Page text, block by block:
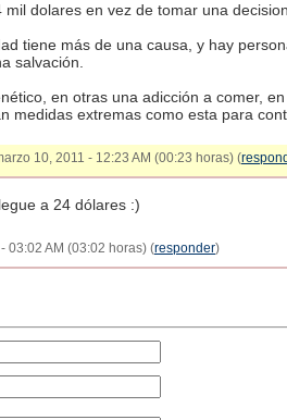
dolares en vez de tomar una
tiene más de una causa, y hay
salvación.
en otras una adicción a comer,
medidas extremas como esta para
10, 2011 - 12:23 AM (00:23 horas) (
a 24 dólares :)
03:02 AM (03:02 horas) (responder)